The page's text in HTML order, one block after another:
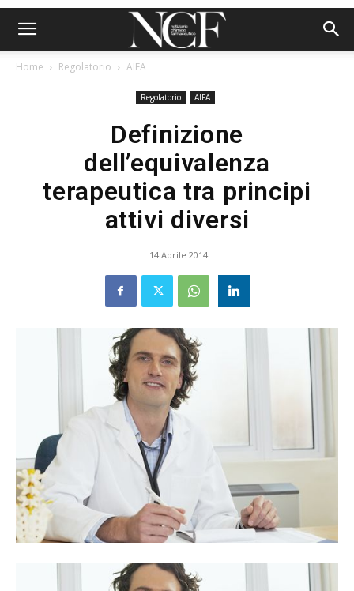
Home Regolatorio AIFA
Regolatorio AIFA
Definizione
dell’equivalenza
terapeutica tra principi
attivi diversi
14 Aprile 2014